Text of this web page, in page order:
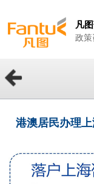
凡
政策
港澳居民办理